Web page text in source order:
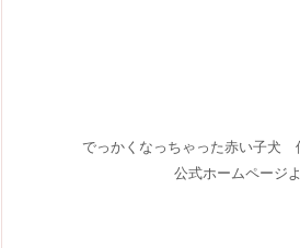
でっかくなっちゃった赤い子犬
公式ホームページ